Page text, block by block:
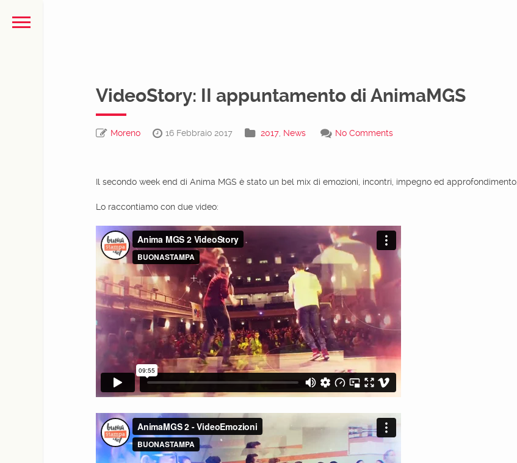
VideoStory: II appuntamento di AnimaMGS
Moreno 16 Febbraio 2017 2017 News No Comments
Il secondo week end di Anima MGS è stato un bel mix di emozioni, incontri, impegno ed approfondimento.
Lo raccontiamo con due video: